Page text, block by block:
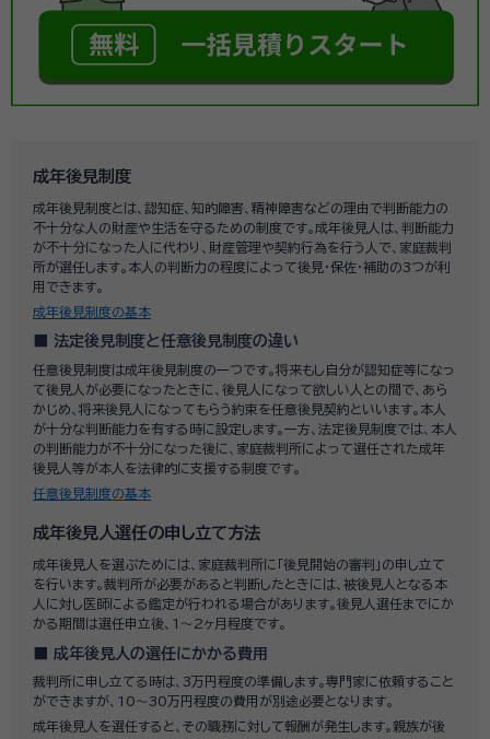
成年後見制度
成年後見制度とは、認知症、知的障害、精神障害などの理由で判断能力の
不十分な人の財産や生活を守るための制度です。成年後見人は、判断能力
が不十分になった人に代わり、財産管理や契約行為を行う人で、家庭裁判
所が選任します。本人の判断力の程度によって後見・保佐・補助の3つが利
用できます。
成年後見制度の基本
法定後見制度と任意後見制度の違い
任意後見制度は成年後見制度の一つです。将来もし自分が認知症等になっ
て後見人が必要になったときに、後見人になって欲しい人との間で、あら
かじめ、将来後見人になってもらう約束を任意後見契約といいます。本人
が十分な判断能力を有する時に設定します。一方、法定後見制度では、本人
の判断能力が不十分になった後に、家庭裁判所によって選任された成年
後見人等が本人を法律的に支援する制度です。
任意後見制度の基本
成年後見人選任の申し立て方法
成年後見人を選ぶためには、家庭裁判所に「後見開始の審判」の申し立て
を行います。裁判所が必要があると判断したときには、被後見人となる本
人に対し医師による鑑定が行われる場合があります。後見人選任までにか
かる期間は選任申立後、1～2ヶ月程度です。
成年後見人の選任にかかる費用
裁判所に申し立てる時は、3万円程度の準備します。専門家に依頼すること
ができますが、10〜30万円程度の費用が別途必要となります。
成年後見人を選任すると、その職務に対して報酬が発生します。親族が後